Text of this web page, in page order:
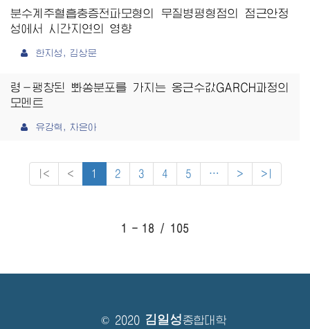
분수계주혈흡충증전파모형의 무질병평형점의 점근안정
성에서 시간지연의 영향
한지성, 김상문
령－팽창된 뽜쏭분포를 가지는 옹근수값GARCH과정의
모멘트
유강혁, 차은아
|< < 1 2 3 4 5 ⋯ > >|
1 - 18 / 105
© 2020 김일성종합대학